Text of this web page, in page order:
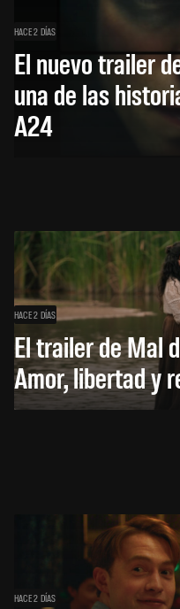
HACE 2 DÍAS
El nuevo trailer
una de las
A24
HACE 2 DÍAS
El trailer de Mal
Amor, libertad y
HACE 2 DÍAS